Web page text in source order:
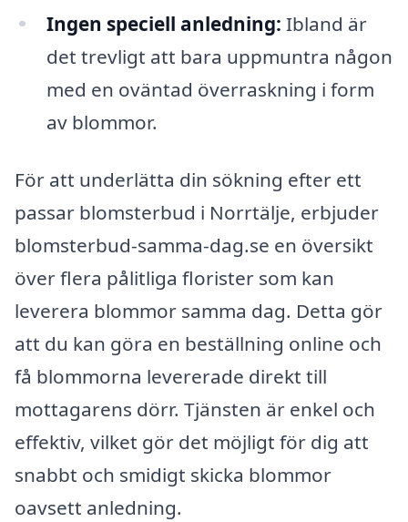
Ingen speciell anledning: Ibland är
det trevligt att bara uppmuntra någon
med en oväntad överraskning i form
av blommor.
För att underlätta din sökning efter ett
passar blomsterbud i Norrtälje, erbjuder
blomsterbud-samma-dag.se en översikt
över flera pålitliga florister som kan
leverera blommor samma dag. Detta gör
att du kan göra en beställning online och
få blommorna levererade direkt till
mottagarens dörr. Tjänsten är enkel och
effektiv, vilket gör det möjligt för dig att
snabbt och smidigt skicka blommor
oavsett anledning.